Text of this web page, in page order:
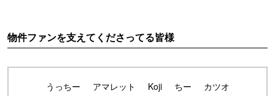
物件ファンを支えてくださってる皆様
うっちー アマレット Koji ちー
カツオ